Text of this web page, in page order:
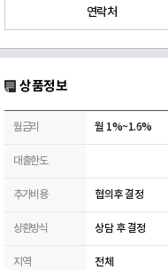
연락처
상품정보
월금리 월 1%~1.6%
대출한도
추가비용 협의후 결정
상환방식 상담 후 결정
지역 전체